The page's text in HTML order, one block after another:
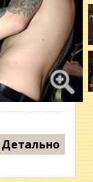
Детально